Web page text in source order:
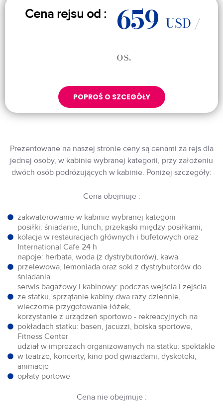
Cena rejsu od : 659 USD /
os.
POPROŚ O SZCEGÓŁY
Prezentowane na naszej stronie ceny są cenami za rejs dla
jednej osoby, w kabinie wybranej kategorii, przy założeniu
dwóch osób podróżujących w kabinie. Poniżej szczegóły:
Cena obejmuje :
zakwaterowanie w kabinie wybranej kategorii
posiłki: śniadanie, lunch, przekąski między posiłkami,
kolacja w restauracjach głównych i bufetowych oraz
International Cafe 24 h
napoje: herbata, woda (z dystrybutorów), kawa
przelewowa, lemoniada oraz soki z dystrybutorów do
śniadania
serwis bagażowy i kabinowy: podczas wejścia i zejścia
ze statku, sprzątanie kabiny dwa razy dziennie,
wieczorne przygotowanie łóżek,
korzystanie z urządzeń sportowo - rekreacyjnych na
pokładach statku: basen, jacuzzi, boiska sportowe,
Fitness Center
udział w imprezach organizowanych na statku: spektakle
w teatrze, koncerty, kino pod gwiazdami, dyskoteki,
animacje
opłaty portowe
Cena nie obejmuje :